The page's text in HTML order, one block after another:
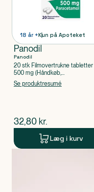
18 år +Kun på Apoteket
Panodil
Panodil
20 stk Filmovertrukne tabletter
500 mg (Håndkøb,
apoteksforbeholdt), Paracetamol
Se produktresumé
$nuværende pris
32,80 kr.
Læg i kurv